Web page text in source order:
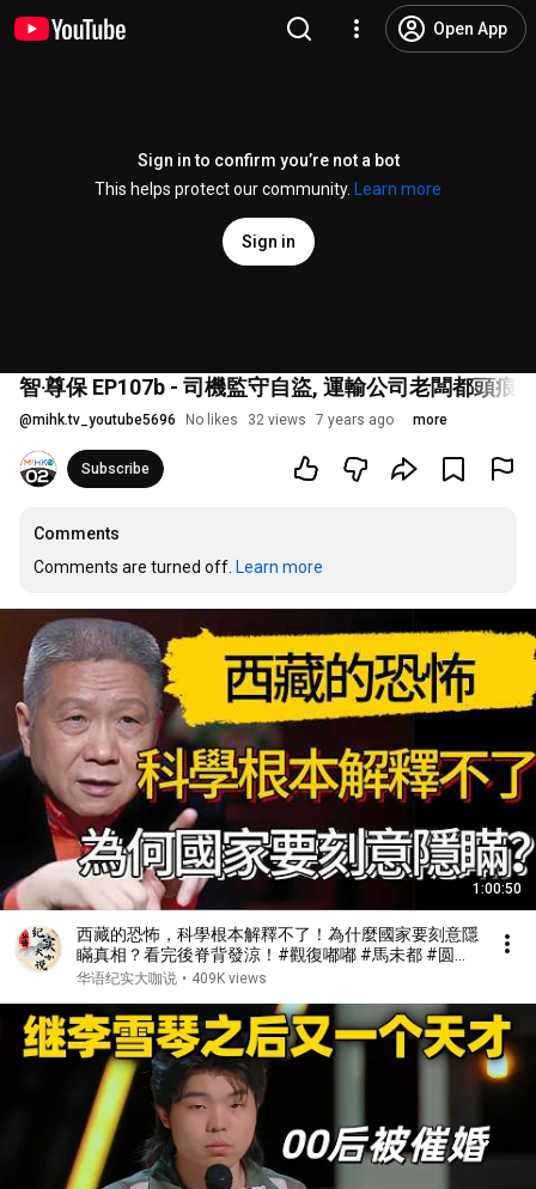
Open App
Sign in to confirm you’re not a bot
This helps protect our community.
Learn more
Sign in
智‧尊保 EP107b - 司機監守自盜, 運輸公司老闆都頭痕.
@mihk.tv_youtube5696 No likes 32 views 7 years ago more
Subscribe
Comments
Comments are turned off. Learn more
1:00:50
西藏的恐怖，科學根本解釋不了！為什麼國家要刻意隱
瞞真相？看完後脊背發涼！#觀復嘟嘟 #馬未都 #圆桌
派 #观复嘟嘟 #窦文涛
华语纪实大咖说 • 409K views